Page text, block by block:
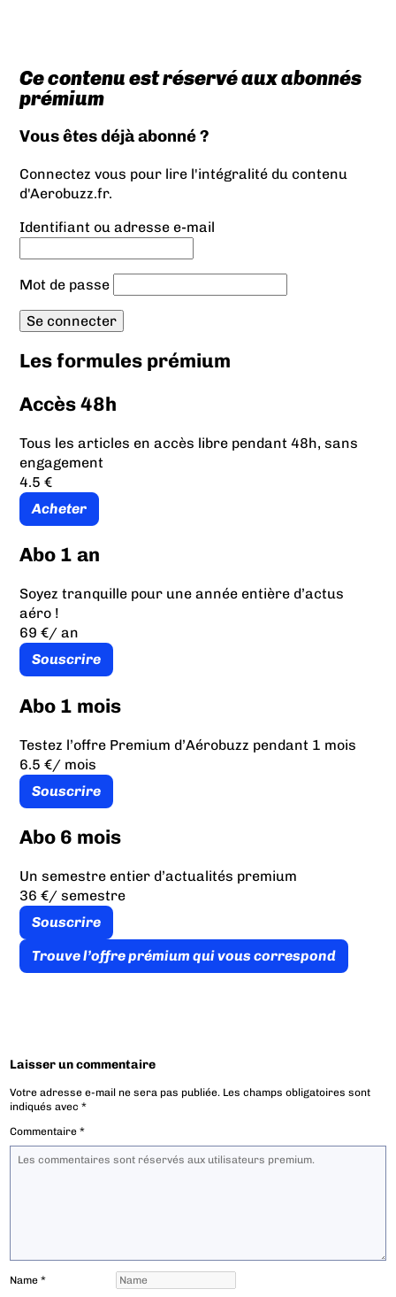
Ce contenu est réservé aux abonnés
prémium
Vous êtes déjà abonné ?
Connectez vous pour lire l'intégralité du contenu
d'Aerobuzz.fr.
Identifiant ou adresse e-mail
Mot de passe
Les formules prémium
Accès 48h
Tous les articles en accès libre pendant 48h, sans
engagement
4.5 €
Acheter
Abo 1 an
Soyez tranquille pour une année entière d’actus
aéro !
69 €/ an
Souscrire
Abo 1 mois
Testez l’offre Premium d’Aérobuzz pendant 1 mois
6.5 €/ mois
Souscrire
Abo 6 mois
Un semestre entier d’actualités premium
36 €/ semestre
Souscrire
Trouve l’offre prémium qui vous correspond
Laisser un commentaire
Votre adresse e-mail ne sera pas publiée. Les champs obligatoires sont
indiqués avec*
Commentaire*
Name*